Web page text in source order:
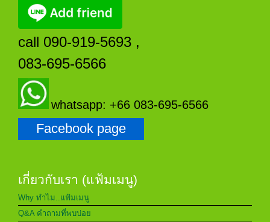
call 090-919-5693 ,
083-695-6566
whatsapp: +66 083-695-6566
Facebook page
เกี่ยวกับเรา (แฟ้มเมนู)
Why ทำไม..แฟ้มเมนู
Q&A คำถามที่พบบ่อย